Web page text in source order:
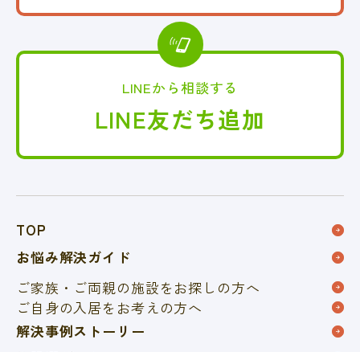
LINEから相談する
LINE友だち追加
TOP
お悩み解決ガイド
ご家族・ご両親の施設を お探しの方へ
ご自身の入居をお考えの方へ
解決事例ストーリー